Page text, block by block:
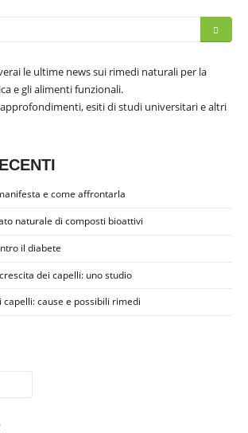
le ultime news sui rimedi naturali per la
e gli alimenti funzionali.
esiti di studi universitari e altri
e come affrontarla
naturale di composti bioattivi
il diabete
dei capelli: uno studio
capelli: cause e possibili rimedi